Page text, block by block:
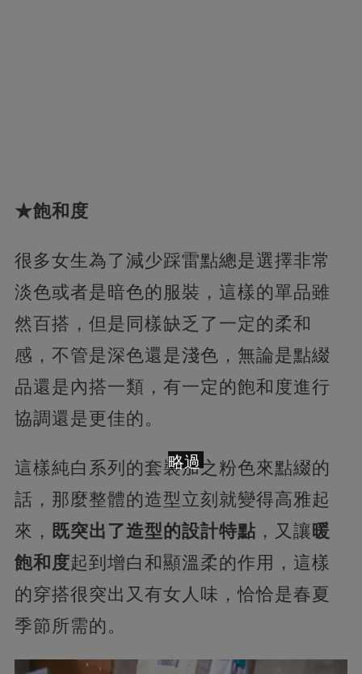
★飽和度
很多女生為了減少踩雷點總是選擇非常
淡色或者是暗色的服裝，這樣的單品雖
然百搭，但是同樣缺乏了一定的柔和
感，不管是深色還是淺色，無論是點綴
品還是內搭一類，有一定的飽和度進行
協調還是更佳的。
這樣純白系列的套裝加之粉色來點綴的
話，那麼整體的造型立刻就變得高雅起
來， 既突出了造型的設計特點 ，又讓暖
飽和度起到增白和顯溫柔的作用，這樣
的穿搭很突出又有女人味，恰恰是春夏
季節所需的。
略過